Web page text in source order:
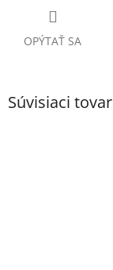
OPÝTAŤ SA
Súvisiaci tovar